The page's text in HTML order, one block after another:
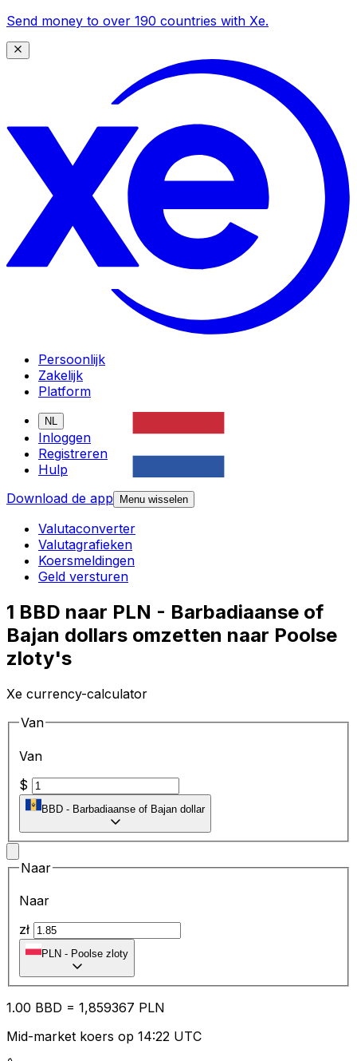
Send money to over 190 countries with Xe.
Persoonlijk
Zakelijk
Platform
NL
Inloggen
Registreren
Hulp
Download de app
Menu wisselen
Valutaconverter
Valutagrafieken
Koersmeldingen
Geld versturen
1 BBD naar PLN - Barbadiaanse of
Bajan dollars omzetten naar Poolse
zloty's
Xe currency-calculator
Van
Van
$
BBD - Barbadiaanse of Bajan dollar
Naar
Naar
zł
PLN - Poolse zloty
1.00 BBD = 1,859367 PLN
Mid-market koers op 14:22 UTC